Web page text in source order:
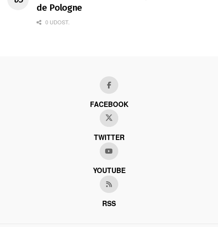
de Pologne
0 UDOST.
FACEBOOK
TWITTER
YOUTUBE
RSS